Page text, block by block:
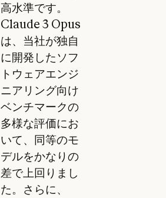
高水準です。
Claude 3 Opus
は、当社が独自
に開発したソフ
トウェアエンジ
ニアリング向け
ベンチマークの
多様な評価にお
いて、同等のモ
デルをかなりの
差で上回りまし
た。さらに、